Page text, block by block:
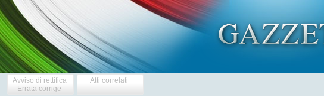
Avviso di rettifica
Errata corrige
Atti correlati